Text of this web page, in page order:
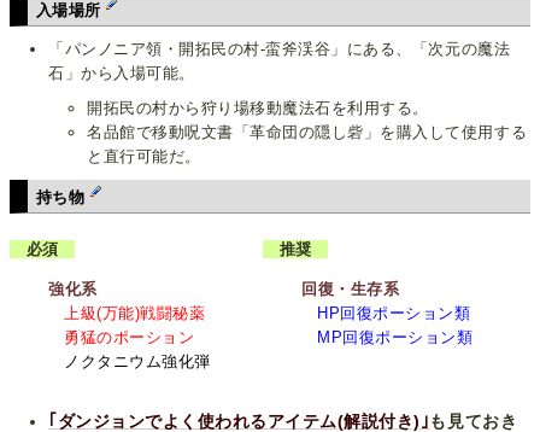
入場場所
「パンノニア領・開拓民の村-蛮斧渓谷」にある、「次元の魔法
石」から入場可能。
開拓民の村から狩り場移動魔法石を利用する。
名品館で移動呪文書「革命団の隠し砦」を購入して使用する
と直行可能だ。
持ち物
必須
強化系
上級(万能)戦闘秘薬
勇猛のポーション
ノクタニウム強化弾
推奨
回復・生存系
HP回復ポーション類
MP回復ポーション類
｢ダンジョンでよく使われるアイテム(解説付き)｣も見ておき